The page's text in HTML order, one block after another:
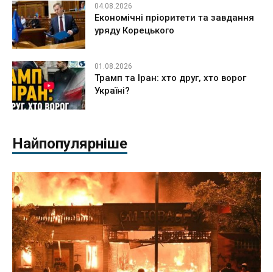
04.08.2026
Економічні пріоритети та завдання
уряду Корецького
01.08.2026
Трамп та Іран: хто друг, хто ворог
Україні?
Найпопулярніше